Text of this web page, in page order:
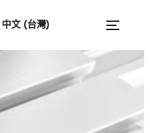
中文 (台灣)